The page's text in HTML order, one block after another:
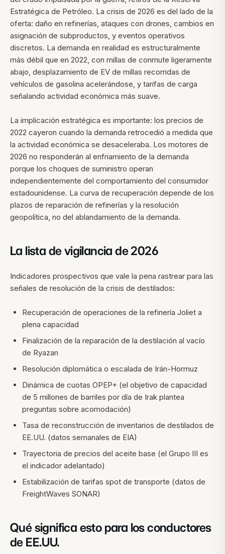
Estratégica de Petróleo. La crisis de 2026 es del lado de la
oferta: daño en refinerías, ataques con drones, cambios en
asignación de subproductos, y eventos operativos
discretos. La demanda en realidad es estructuralmente
más débil que en 2022, con millas de conmute ligeramente
abajo, desplazamiento de EV de millas recorridas de
vehículos de gasolina acelerándose, y tarifas de carga
señalando actividad económica más suave.
La implicación estratégica es importante: los precios de
2022 cayeron cuando la demanda retrocedió a medida que
la actividad económica se desaceleraba. Los motores de
2026 no responderán al enfriamiento de la demanda
porque los choques de suministro operan
independientemente del comportamiento del consumidor
estadounidense. La curva de recuperación depende de los
plazos de reparación de refinerías y la resolución
geopolítica, no del ablandamiento de la demanda.
La lista de vigilancia de 2026
Indicadores prospectivos que vale la pena rastrear para las
señales de resolución de la crisis de destilados:
Recuperación de operaciones de la refinería Joliet a
plena capacidad
Finalización de la reparación de la destilación al vacío
de Ryazan
Resolución diplomática o escalada de Irán-Hormuz
Dinámica de cuotas OPEP+ (el objetivo de capacidad
de 5 millones de barriles por día de Irak plantea
preguntas sobre acomodación)
Tasa de reconstrucción de inventarios de destilados de
EE.UU. (datos semanales de EIA)
Trayectoria de precios del aceite base (el Grupo III es
el indicador adelantado)
Estabilización de tarifas spot de transporte (datos de
FreightWaves SONAR)
Qué significa esto para los conductores
de EE.UU.